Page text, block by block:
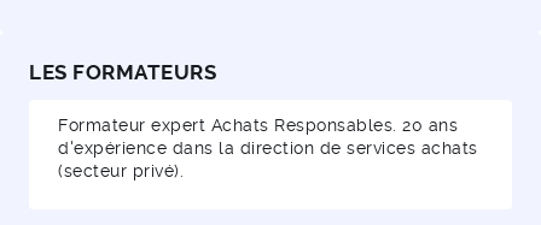
LES FORMATEURS
Formateur expert Achats Responsables. 20 ans
d'expérience dans la direction de services achats
(secteur privé).